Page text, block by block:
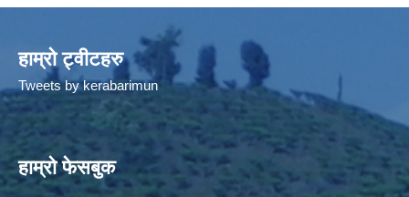
हाम्रो ट्वीटहरु
Tweets by kerabarimun
हाम्रो फेसबुक